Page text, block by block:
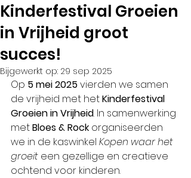
Kinderfestival Groeien
in Vrijheid groot
succes!
Bijgewerkt op: 29 sep 2025
Op 5 mei 2025 vierden we samen
de vrijheid met het Kinderfestival
Groeien in Vrijheid. In samenwerking
met Bloes & Rock organiseerden
we in de kaswinkel Kopen waar het
groeit een gezellige en creatieve
ochtend voor kinderen.